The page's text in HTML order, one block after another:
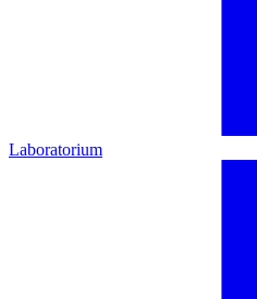
Laboratorium